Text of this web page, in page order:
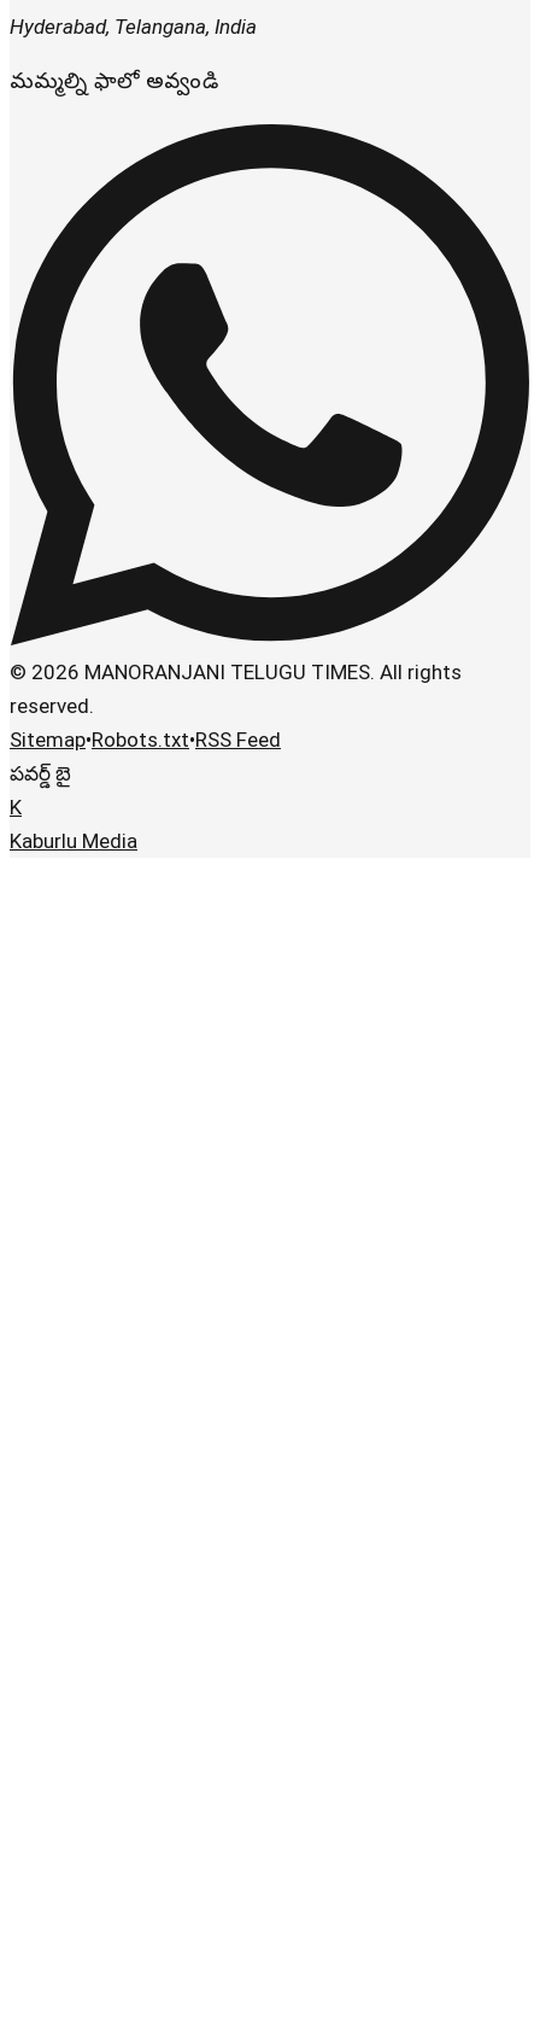
Hyderabad, Telangana, India
మమ్మల్ని ఫాలో అవ్వండి
© 2026 MANORANJANI TELUGU TIMES. All rights
reserved.
Sitemap•Robots.txt•RSS Feed
పవర్డ్ బై
K
Kaburlu Media